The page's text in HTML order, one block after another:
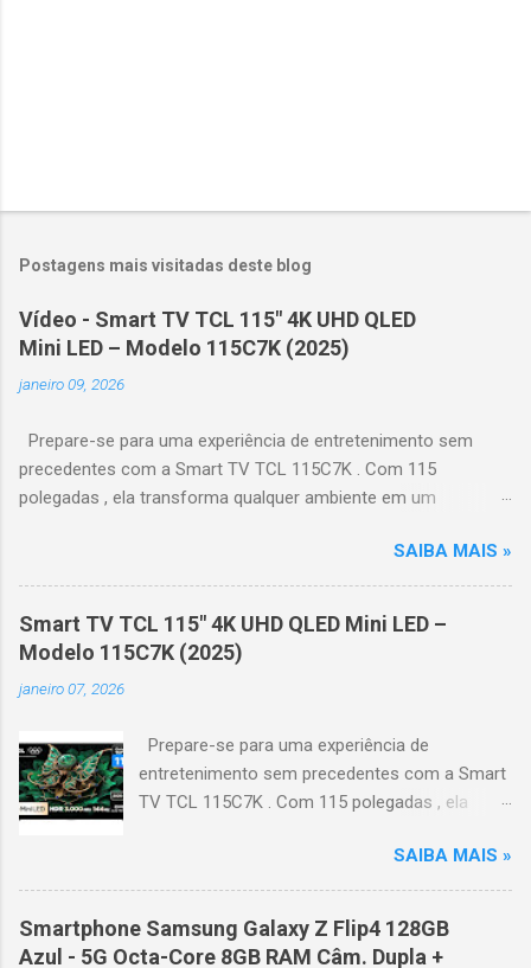
Postagens mais visitadas deste blog
Vídeo - Smart TV TCL 115" 4K UHD QLED
Mini LED – Modelo 115C7K (2025)
janeiro 09, 2026
Prepare-se para uma experiência de entretenimento sem
precedentes com a Smart TV TCL 115C7K . Com 115
polegadas , ela transforma qualquer ambiente em um
e realistas. 🌟 Destaques do produto Tela QLED Mini LED 115” :
controle de iluminação preciso, brilho intenso e cores
vibrantes. Resolução 4K UHD : detalhes impressionantes e
contraste profundo em cada cena. Processador AiPQ :
desempenho otimizado para imagens e movimentos fluidos.
Taxa de atualização nativa de 144Hz (até 240Hz com DLG) :
imediata. Google TV integrado : interface intuitiva,
recomendações personalizadas e acesso a aplicativos como
YouTube, Netflix, Disney+, Prime Video, HBO Max e muito mais.
navegação. 📐 Design e dimensões Largura: 256,6 cm | Altura:
153,8 cm | Profundidade: 44,5 cm Peso: 99,8 kg (229,3 kg com
embalagem) Estrutura imponen...
SAIBA MAIS »
Smart TV TCL 115" 4K UHD QLED Mini LED –
Modelo 115C7K (2025)
janeiro 07, 2026
Prepare-se para uma experiência de
entretenimento sem precedentes com a Smart
TV TCL 115C7K . Com 115 polegadas , ela
verdadeiro cinema particular, oferecendo
imagens grandiosas e realistas. 🌟 Destaques
do produto Tela QLED Mini LED 115” : controle
de iluminação preciso, brilho intenso e cores
SAIBA MAIS »
Smartphone Samsung Galaxy Z Flip4 128GB
Azul - 5G Octa-Core 8GB RAM Câm. Dupla +